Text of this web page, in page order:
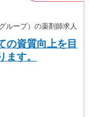
ープ）の薬剤師求人
の資質向上を目
す。